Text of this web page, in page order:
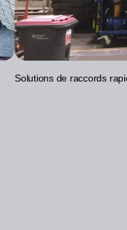
Solutions de raccords